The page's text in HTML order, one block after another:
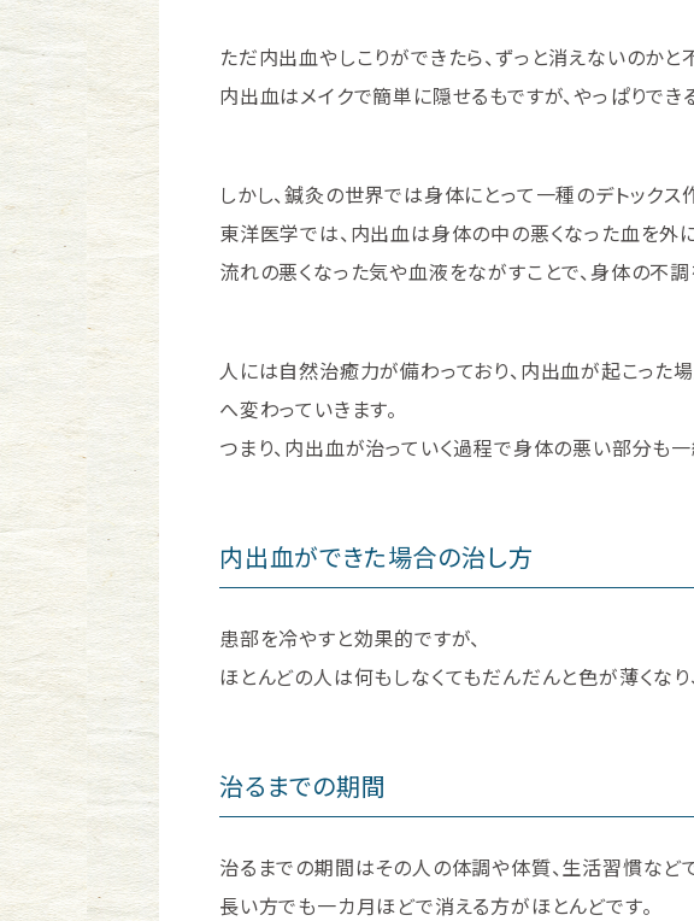
ただ内出血やしこりができたら、ずっと消えないのかと
内出血はメイクで簡単に隠せるもですが、やっぱりでき
しかし、鍼灸の世界では身体にとって一種のデトックス
東洋医学では、内出血は身体の中の悪くなった血を外に
流れの悪くなった気や血液をながすことで、身体の不
人には自然治癒力が備わっており、内出血が起こった
へ変わっていきます。
つまり、内出血が治っていく過程で身体の悪い部分も
内出血ができた場合の治し方
患部を冷やすと効果的ですが、
ほとんどの人は何もしなくてもだんだんと色が薄くな
治るまでの期間
治るまでの期間はその人の体調や体質、生活習慣など
長い方でも一カ月ほどで消える方がほとんどです。